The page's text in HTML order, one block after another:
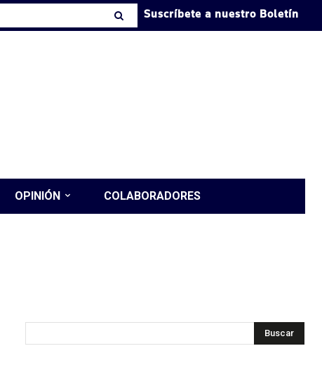
Suscríbete a nuestro Boletín
OPINIÓN COLABORADORES
Buscar